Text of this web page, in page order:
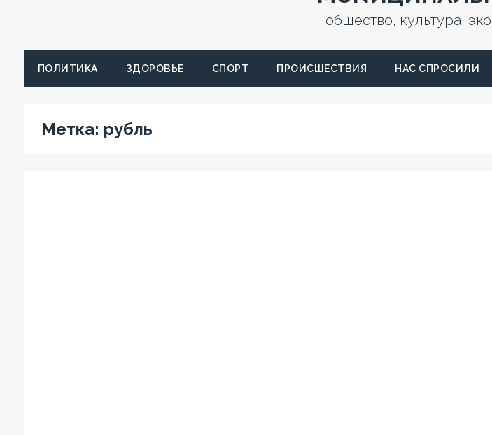
общество, культура,
ПОЛИТИКА ЗДОРОВЬЕ СПОРТ ПРОИСШЕСТВИЯ НАС СПРОСИЛИ
Метка: рубль